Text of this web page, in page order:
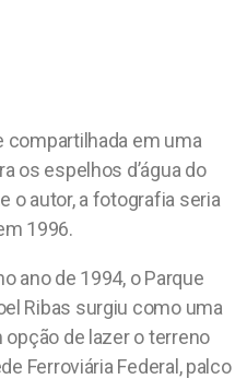
compartilhada em uma
os espelhos d’água do
o autor, a fotografia seria
1996.
ano de 1994, o Parque
Ribas surgiu como uma
de lazer o terreno
Ferroviária Federal, palco